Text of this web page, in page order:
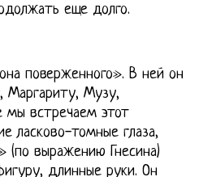
еще долго.
поверженного». В ней он
Маргариту, Музу,
мы встречаем этот
ласково-томные глаза,
выражению Гнесина)
длинные руки. Он